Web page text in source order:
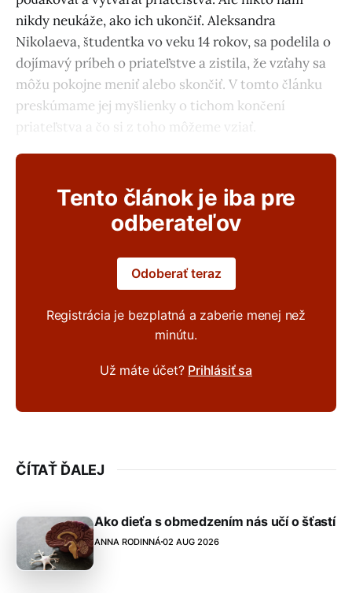
nikdy neukáže, ako ich ukončiť. Aleksandra
Nikolaeva, študentka vo veku 14 rokov, sa podelila o
dojímavý príbeh o priateľstve a zistila, že vzťahy sa
môžu pokojne meniť alebo skončiť. V tomto článku
preskúmame jej myšlienky o tichom končení
priateľstva a čo si z toho môžeme vziať.
Tento článok je iba pre
odberateľov
Odoberať teraz
Registrácia je bezplatná a zaberie menej než
minútu.
Už máte účet? Prihlásiť sa
ČÍTAŤ ĎALEJ
Ako dieťa s obmedzením nás učí o šťastí
ANNA RODINNÁ02 AUG 2026